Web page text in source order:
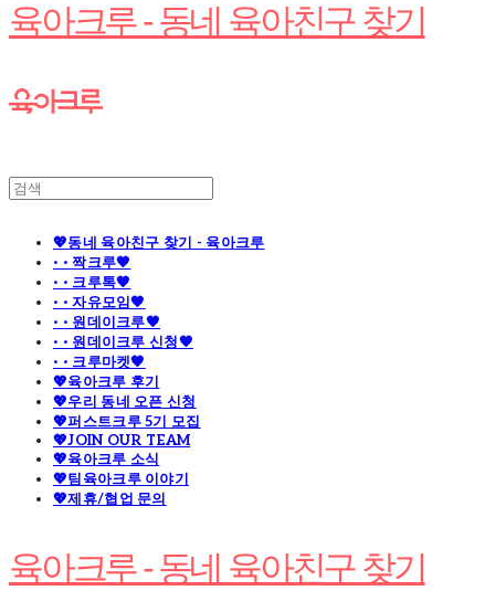
육아크루 - 동네 육아친구 찾기
💖동네 육아친구 찾기 - 육아크루
· · 짝크루🧡
· · 크루톡🧡
· · 자유모임🧡
· · 원데이크루🧡
· · 원데이크루 신청🧡
· · 크루마켓🧡
💖육아크루 후기
💖우리 동네 오픈 신청
💖퍼스트크루 5기 모집
💖JOIN OUR TEAM
💖육아크루 소식
💖팀육아크루 이야기
💖제휴/협업 문의
육아크루 - 동네 육아친구 찾기